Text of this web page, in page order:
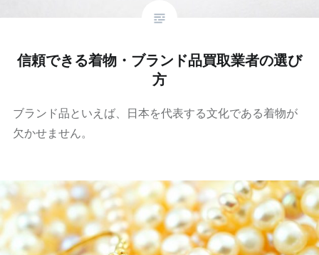
信頼できる着物・ブランド品買取業者の選び
方
ブランド品といえば、日本を代表する文化である着物が
欠かせません。